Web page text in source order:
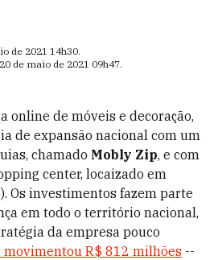
de 2021 14h30.
20 de maio de 2021 09h47.
online de móveis e decoração,
de expansão nacional com um
chamado Mobly Zip, e com
center, locaizado em
Os investimentos fazem parte
em todo o território nacional,
da empresa pouco
movimentou R$ 812 milhões --